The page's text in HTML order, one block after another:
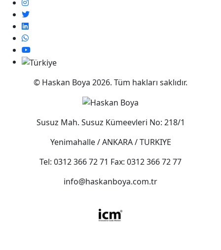
© Haskan Boya 2026. Tüm hakları saklıdır.
Susuz Mah. Susuz Kümeevleri No: 218/1
Yenimahalle / ANKARA / TURKIYE
Tel: 0312 366 72 71 Fax: 0312 366 72 77
info@haskanboya.com.tr